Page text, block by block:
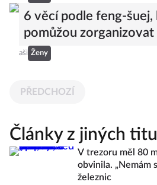
6 věcí podle feng-šuej,
pomůžou zorganizovat
aši Ženy
PŘEDCHOZÍ
Články z jiných
V trezoru měl 80
obvinila. „Nemám
železnic